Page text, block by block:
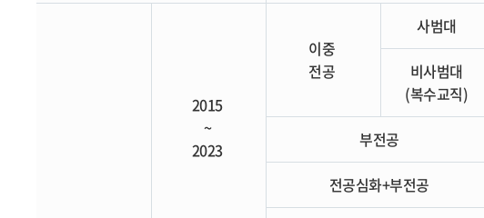
2015
~
2023
이중
전공
사범대
비사범대
(복수교직)
부전공
전공심화+부전공